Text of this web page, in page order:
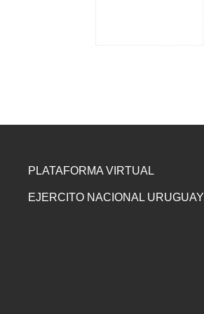
PLATAFORMA VIRTUAL
EJERCITO NACIONAL URUGUAY